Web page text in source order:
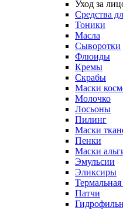
Уход за
Средства
Тоники
Масла
Сыворотки
Флюиды
Кремы
Скрабы
Маски
Молочко
Лосьоны
Пилинг
Маски
Пенки
Маски
Эмульсии
Эликсиры
Термальная
Патчи